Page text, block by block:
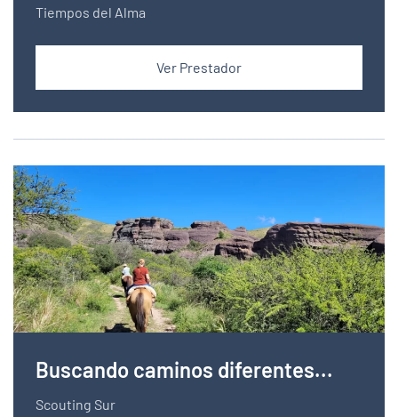
Tiempos del Alma
Ver Prestador
Buscando caminos diferentes...
Scouting Sur